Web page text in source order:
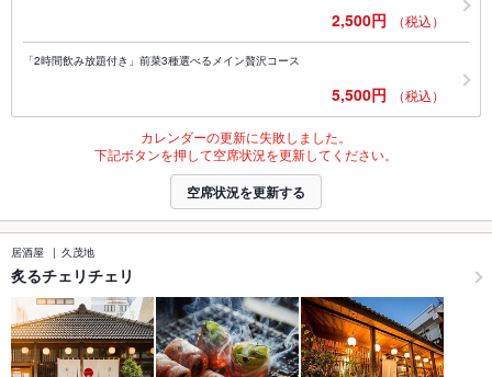
2,500円 （税込）
「2時間飲み放題付き」前菜3種選べるメイン贅沢コース
5,500円 （税込）
カレンダーの更新に失敗しました。
下記ボタンを押して空席状況を更新してください。
空席状況を更新する
居酒屋 久茂地
炙るチェリチェリ